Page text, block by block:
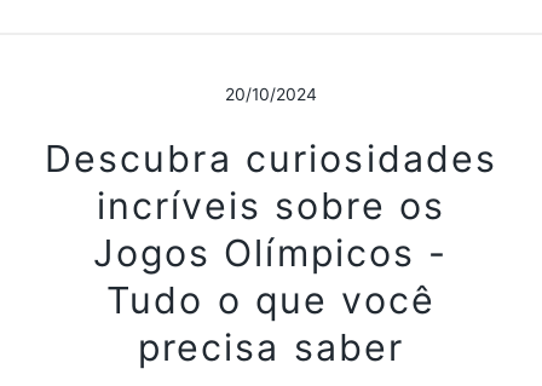
20/10/2024
Descubra curiosidades
incríveis sobre os
Jogos Olímpicos -
Tudo o que você
precisa saber